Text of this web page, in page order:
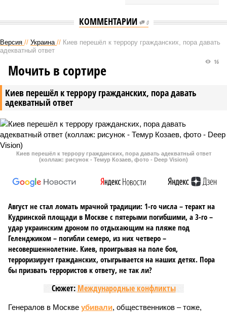
КОММЕНТАРИИ 0
Версия // Украина // Киев перешёл к террору гражданских, пора давать
адекватный ответ
Киев перешёл к террору гражданских, пора давать
адекватный ответ
16
Мочить в сортире
Киев перешёл к террору гражданских, пора давать адекватный ответ
(коллаж: рисунок - Темур Козаев, фото - Deep Vision)
Август не стал ломать мрачной традиции: 1-го числа – теракт на
Кудринской площади в Москве с пятерыми погибшими, а 3-го –
удар украинским дроном по отдыхающим на пляже под
Геленджиком – погибли семеро, из них четверо –
несовершеннолетние. Киев, проигрывая на поле боя,
терроризирует гражданских, отыгрывается на наших детях. Пора
бы призвать террористов к ответу, не так ли?
Сюжет: Международные конфликты
Генералов в Москве убивали, общественников – тоже,